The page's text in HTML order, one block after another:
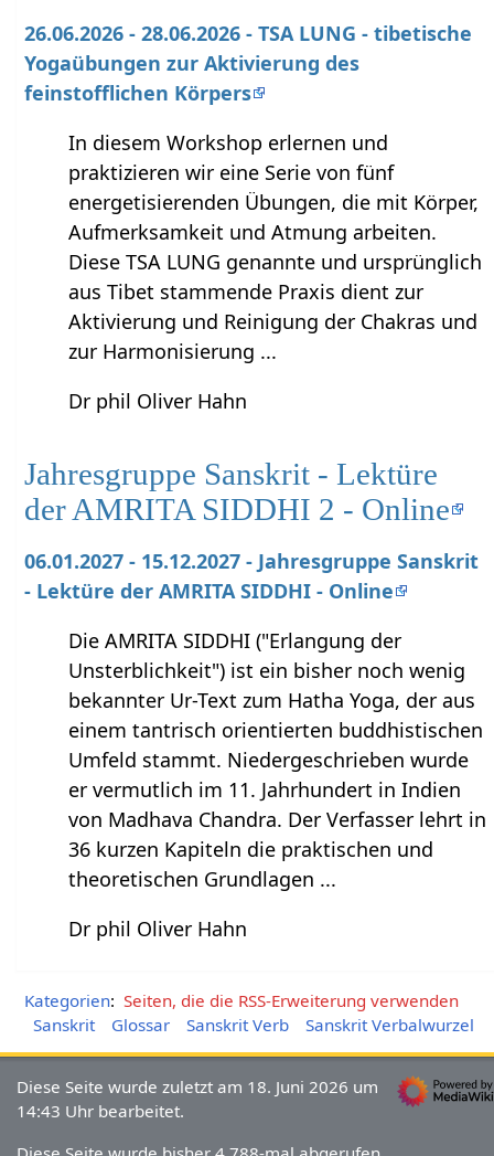
26.06.2026 - 28.06.2026 - TSA LUNG - tibetische
Yogaübungen zur Aktivierung des
feinstofflichen Körpers
In diesem Workshop erlernen und
praktizieren wir eine Serie von fünf
energetisierenden Übungen, die mit Körper,
Aufmerksamkeit und Atmung arbeiten.
Diese TSA LUNG genannte und ursprünglich
aus Tibet stammende Praxis dient zur
Aktivierung und Reinigung der Chakras und
zur Harmonisierung ...
Dr phil Oliver Hahn
Jahresgruppe Sanskrit - Lektüre
der AMRITA SIDDHI 2 - Online
06.01.2027 - 15.12.2027 - Jahresgruppe Sanskrit
- Lektüre der AMRITA SIDDHI - Online
Die AMRITA SIDDHI ("Erlangung der
Unsterblichkeit") ist ein bisher noch wenig
bekannter Ur-Text zum Hatha Yoga, der aus
einem tantrisch orientierten buddhistischen
Umfeld stammt. Niedergeschrieben wurde
er vermutlich im 11. Jahrhundert in Indien
von Madhava Chandra. Der Verfasser lehrt in
36 kurzen Kapiteln die praktischen und
theoretischen Grundlagen ...
Dr phil Oliver Hahn
Kategorien: Seiten, die die RSS-Erweiterung verwenden
Sanskrit
Glossar Sanskrit Verb Sanskrit Verbalwurzel
Diese Seite wurde zuletzt am 18. Juni 2026 um
14:43 Uhr bearbeitet.